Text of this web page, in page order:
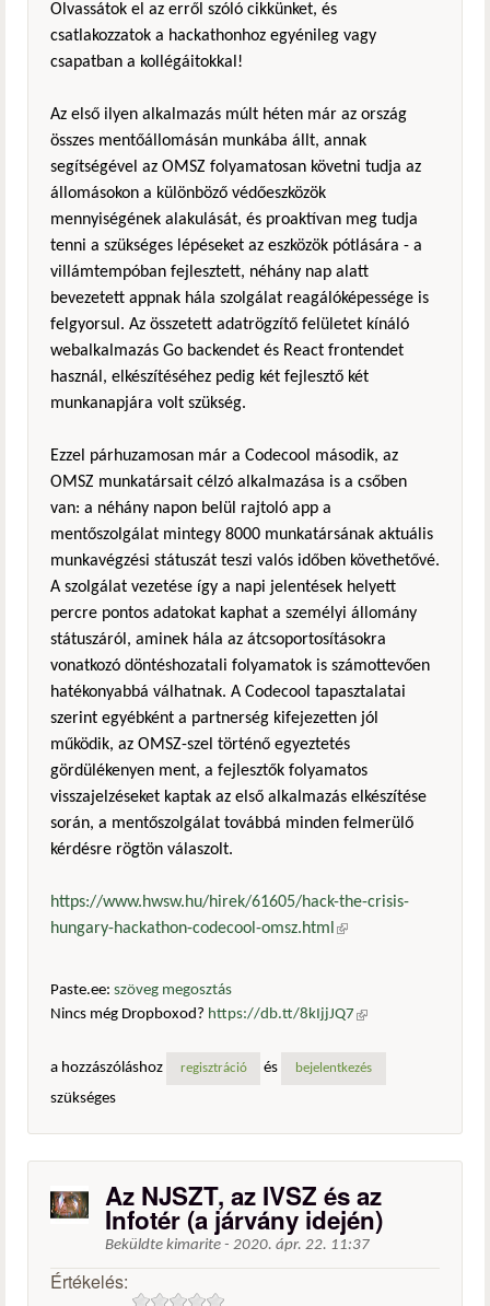
Olvassátok el az erről szóló cikkünket, és
csatlakozzatok a hackathonhoz egyénileg vagy
csapatban a kollégáitokkal!
Az első ilyen alkalmazás múlt héten már az ország
összes mentőállomásán munkába állt, annak
segítségével az OMSZ folyamatosan követni tudja az
állomásokon a különböző védőeszközök
mennyiségének alakulását, és proaktívan meg tudja
tenni a szükséges lépéseket az eszközök pótlására - a
villámtempóban fejlesztett, néhány nap alatt
bevezetett appnak hála szolgálat reagálóképessége is
felgyorsul. Az összetett adatrögzítő felületet kínáló
webalkalmazás Go backendet és React frontendet
használ, elkészítéséhez pedig két fejlesztő két
munkanapjára volt szükség.
Ezzel párhuzamosan már a Codecool második, az
OMSZ munkatársait célzó alkalmazása is a csőben
van: a néhány napon belül rajtoló app a
mentőszolgálat mintegy 8000 munkatársának aktuális
munkavégzési státuszát teszi valós időben követhetővé.
A szolgálat vezetése így a napi jelentések helyett
percre pontos adatokat kaphat a személyi állomány
státuszáról, aminek hála az átcsoportosításokra
vonatkozó döntéshozatali folyamatok is számottevően
hatékonyabbá válhatnak. A Codecool tapasztalatai
szerint egyébként a partnerség kifejezetten jól
működik, az OMSZ-szel történő egyeztetés
gördülékenyen ment, a fejlesztők folyamatos
visszajelzéseket kaptak az első alkalmazás elkészítése
során, a mentőszolgálat továbbá minden felmerülő
kérdésre rögtön válaszolt.
https://www.hwsw.hu/hirek/61605/hack-the-crisis-
hungary-hackathon-codecool-omsz.html(külső hivatkozás)
Paste.ee: szöveg megosztás
Nincs még Dropboxod? https://db.tt/8kIjjJQ7 (külső
a hozzászóláshoz
regisztráció és bejelentkezés
szükséges
Az NJSZT, az IVSZ és az
Infotér (a járvány idején)
Beküldte kimarite - 2020. ápr. 22. 11:37
Értékelés: